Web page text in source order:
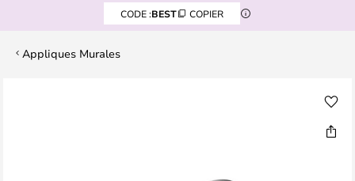
CODE :BEST COPIER
Appliques Murales